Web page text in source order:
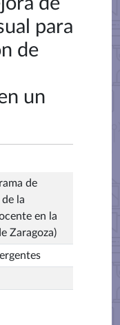
para
de
un
de
la
en la
Zaragoza)